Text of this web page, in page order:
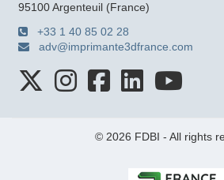
95100 Argenteuil (France)
+33 1 40 85 02 28
adv@imprimante3dfrance.com
© 2026 FDBI - All rights